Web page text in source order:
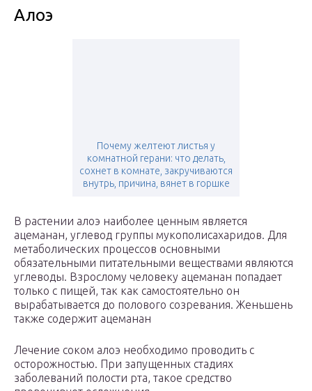
Алоэ
Почему желтеют листья у
комнатной герани: что делать,
сохнет в комнате, закручиваются
внутрь, причина, вянет в горшке
В растении алоэ наиболее ценным является
ацеманан, углевод группы мукополисахаридов. Для
метаболических процессов основными
обязательными питательными веществами являются
углеводы. Взрослому человеку ацеманан попадает
только с пищей, так как самостоятельно он
вырабатывается до полового созревания. Женьшень
также содержит ацеманан
Лечение соком алоэ необходимо проводить с
осторожностью. При запущенных стадиях
заболеваний полости рта, такое средство